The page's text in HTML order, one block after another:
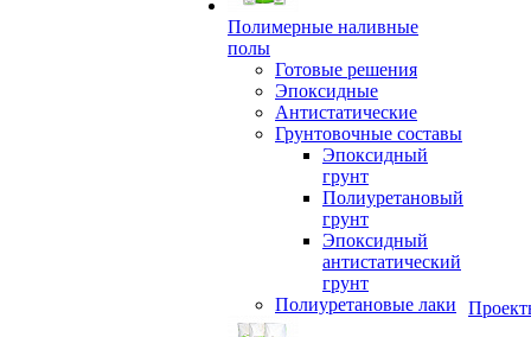
Полимерные наливные
полы
Готовые решения
Эпоксидные
Антистатические
Грунтовочные составы
Эпоксидный
грунт
Полиуретановый
грунт
Эпоксидный
антистатический
грунт
Полиуретановые лаки